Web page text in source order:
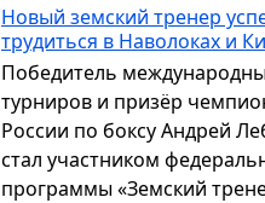
Новый земский тренер
трудиться в Наволоках и
Победитель
турниров и призёр
России по боксу Андрей
стал участником
программы «Земский